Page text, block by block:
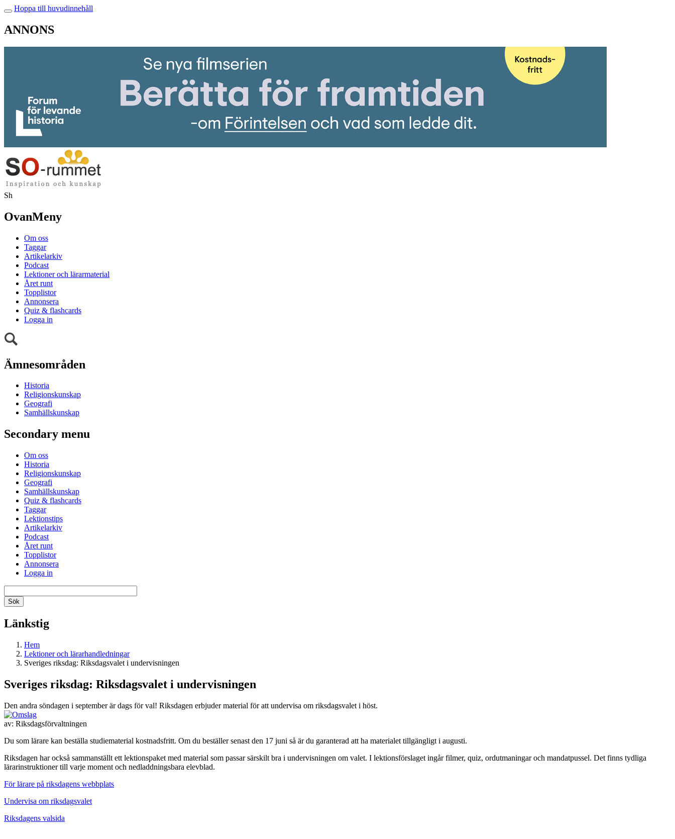
Hoppa till huvudinnehåll
ANNONS
Sh
OvanMeny
Om oss
Taggar
Artikelarkiv
Podcast
Lektioner och lärarmaterial
Året runt
Topplistor
Annonsera
Quiz & flashcards
Logga in
Ämnesområden
Historia
Religionskunskap
Geografi
Samhällskunskap
Secondary menu
Om oss
Historia
Religionskunskap
Geografi
Samhällskunskap
Quiz & flashcards
Taggar
Lektionstips
Artikelarkiv
Podcast
Året runt
Topplistor
Annonsera
Logga in
Länkstig
Hem
Lektioner och lärarhandledningar
Sveriges riksdag: Riksdagsvalet i undervisningen
Sveriges riksdag: Riksdagsvalet i undervisningen
Den andra söndagen i september är dags för val! Riksdagen erbjuder material för att undervisa om riksdagsvalet i höst.
av: Riksdagsförvaltningen
Du som lärare kan beställa studiematerial kostnadsfritt. Om du beställer senast den 17 juni så är du garanterad att ha materialet tillgängligt i augusti.
Riksdagen har också sammanställt ett lektionspaket med material som passar särskilt bra i undervisningen om valet. I lektionsförslaget ingår filmer, quiz, ordutmaningar och mandatpussel. Det finns tydliga
lärarinstruktioner till varje moment och nedladdningsbara elevblad.
För lärare på riksdagens webbplats
Undervisa om riksdagsvalet
Riksdagens valsida